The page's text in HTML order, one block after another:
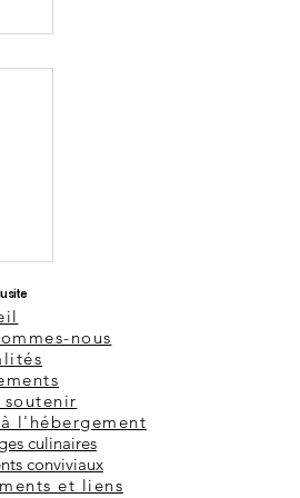
site
nous
soutenir
l'hébergement
culinaires
conviviaux
et liens